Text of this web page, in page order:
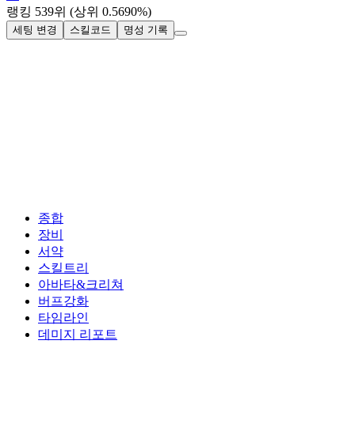
랭킹 539위 (상위 0.5690%)
세팅 변경 스킬코드 명성 기록
종합
장비
서약
스킬트리
아바타&크리쳐
버프강화
타임라인
데미지 리포트